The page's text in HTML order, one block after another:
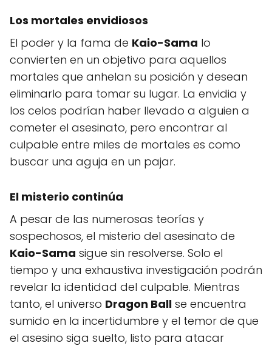
Los mortales envidiosos
El poder y la fama de Kaio-Sama lo
convierten en un objetivo para aquellos
mortales que anhelan su posición y desean
eliminarlo para tomar su lugar. La envidia y
los celos podrían haber llevado a alguien a
cometer el asesinato, pero encontrar al
culpable entre miles de mortales es como
buscar una aguja en un pajar.
El misterio continúa
A pesar de las numerosas teorías y
sospechosos, el misterio del asesinato de
Kaio-Sama sigue sin resolverse. Solo el
tiempo y una exhaustiva investigación podrán
revelar la identidad del culpable. Mientras
tanto, el universo Dragon Ball se encuentra
sumido en la incertidumbre y el temor de que
el asesino siga suelto, listo para atacar